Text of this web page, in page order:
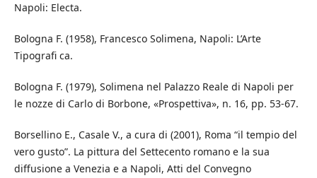
Napoli: Electa.
Bologna F. (1958), Francesco Solimena, Napoli: L’Arte
Tipografi ca.
Bologna F. (1979), Solimena nel Palazzo Reale di Napoli per
le nozze di Carlo di Borbone, «Prospettiva», n. 16, pp. 53-67.
Borsellino E., Casale V., a cura di (2001), Roma “il tempio del
vero gusto”. La pittura del Settecento romano e la sua
diffusione a Venezia e a Napoli, Atti del Convegno